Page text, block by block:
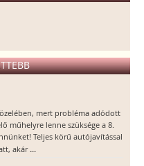
mert probléma adódott
műhelyre lenne szüksége a 8.
Teljes körű autójavítással
akár ...